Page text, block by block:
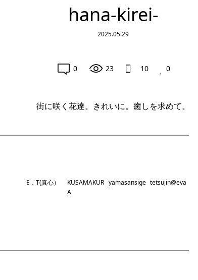
hana-kirei-
2025.05.29
0 23 10 0
街に咲く花達。きれいに。癒しを求めて。
E．T(真心）
KUSAMAKUR
A
yamasansige tetsujin@eva